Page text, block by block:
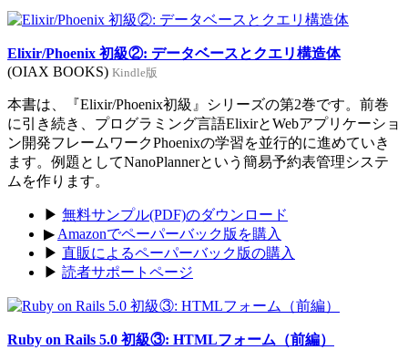
Elixir/Phoenix 初級②: データベースとクエリ構造体
(OIAX BOOKS) Kindle版
本書は、『Elixir/Phoenix初級』シリーズの第2巻です。前巻
に引き続き、プログラミング言語ElixirとWebアプリケーショ
ン開発フレームワークPhoenixの学習を並行的に進めていき
ます。例題としてNanoPlannerという簡易予約表管理システ
ムを作ります。
▶ 無料サンプル(PDF)のダウンロード
▶ Amazonでペーパーバック版を購入
▶ 直販によるペーパーバック版の購入
▶ 読者サポートページ
Ruby on Rails 5.0 初級③: HTMLフォーム（前編）